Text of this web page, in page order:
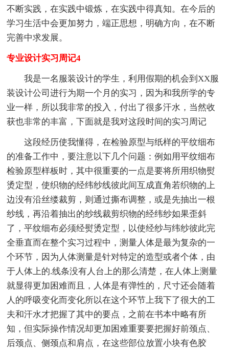
不断实践，在实践中锻炼，在实践中得真知。在今后的
学习生活中会更加努力，端正思想，明确方向，在不断
完善中求发展。
专业设计实习周记4
我是一名服装设计的学生，利用假期的机会到XX服
装设计公司进行为期一个月的实习，因为和我所学的专
业一样，所以我非常的投入，付出了很多汗水，当然收
获也非常的丰富，下面就是我对这段时间的实习周记
这段经历使我懂得，在检验原型与纸样的平纹细布
的准备工作中，要注意以下几个问题：例如用平纹细布
检验原型样板时，其中很重要的一点是要将所用织物熨
烫定型，使织物的经纬纱线彼此间互成直角若织物的上
边没有沿丝缕裁剪，则通过撕布调整，或是先抽出一根
纱线，再沿着抽出的纱线裁剪织物的经纬纱如果歪斜
了，平纹细布必须经熨烫定型，以使经纱与纬纱彼此完
全垂直而在整个实习过程中，测量人体是最为复杂的一
个环节，因为人体测量是针对特定的造型或者个体，由
于人体上的.线条没有人台上的那么清楚，在人体上测量
就显得更加困难而且，人体是有弹性的，尺寸还会随着
人的呼吸变化而变化所以在这个环节上我下了很大的工
夫和汗水才把握了其中的要点，之前在书本中略有所
知，但实际操作情况却更加困难重要要把握好前颈点、
后颈点、侧颈点和肩点，在这些部位放置小块有色胶